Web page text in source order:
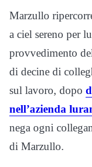
Marzullo
a ciel sereno per
provvedimento
di decine di
sul lavoro, dopo
nell’azienda
nega ogni
di Marzullo.